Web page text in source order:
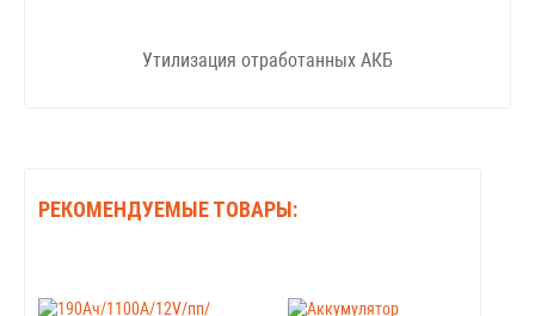
Утилизация отработанных АКБ
РЕКОМЕНДУЕМЫЕ ТОВАРЫ: